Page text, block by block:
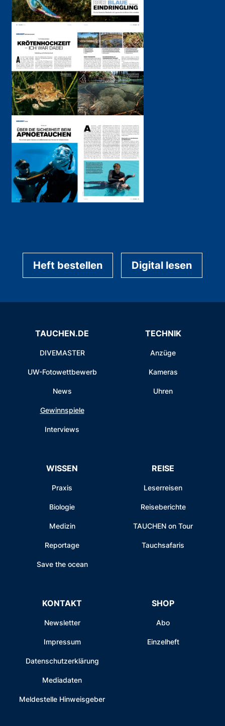
Heft bestellen Digital lesen
TAUCHEN.DE
DIVEMASTER
UW-Fotowettbewerb
News
Gewinnspiele
Interviews
TECHNIK
Anzüge
Kameras
Uhren
WISSEN
Praxis
Biologie
Medizin
Reportage
Save the ocean
REISE
Leserreisen
Reiseberichte
TAUCHEN on Tour
Tauchsafaris
KONTAKT
Newsletter
Impressum
Datenschutzerklärung
Mediadaten
Meldestelle Hinweisgeber
SHOP
Abo
Einzelheft